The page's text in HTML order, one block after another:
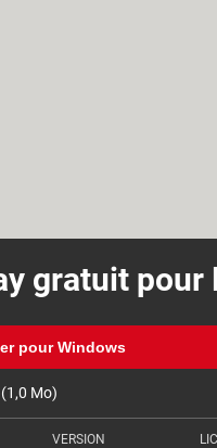
gratuit pour
pour Windows
(1,0 Mo)
VERSION